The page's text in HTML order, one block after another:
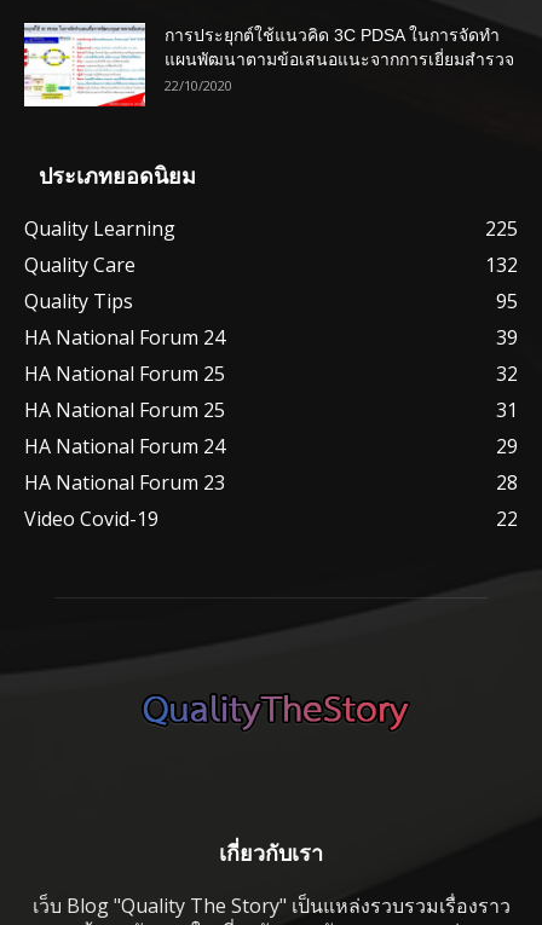
การประยุกต์ใช้แนวคิด 3C PDSA ในการจัดทำ
แผนพัฒนาตามข้อเสนอแนะจากการเยี่ยมสำรวจ
22/10/2020
ประเภทยอดนิยม
Quality Learning
225
Quality Care
132
Quality Tips
95
HA National Forum 24
39
HA National Forum 25
32
HA National Forum 25
31
HA National Forum 24
29
HA National Forum 23
28
Video Covid-19
22
เกี่ยวกับเรา
เว็บ Blog "Quality The Story" เป็นแหล่งรวบรวมเรื่องราว